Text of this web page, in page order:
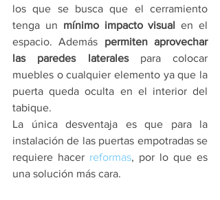
los que se busca que el cerramiento
tenga un mínimo impacto visual en el
espacio. Además permiten aprovechar
las paredes laterales para colocar
muebles o cualquier elemento ya que la
puerta queda oculta en el interior del
tabique.
La única desventaja es que para la
instalación de las puertas empotradas se
requiere hacer reformas, por lo que es
una solución más cara.